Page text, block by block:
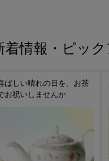
着情報・ピッ
ピシア グルマンのおいし
贈りもの